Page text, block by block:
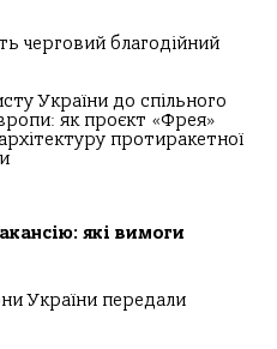
черговий благодійний
України до спільного
як проєкт «Фрея»
протиракетної
які вимоги
України передали